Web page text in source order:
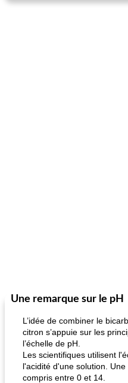
Une remarque sur le pH
L’idée de combiner le
citron s’appuie sur les
l’échelle de pH.
Les scientifiques utilisent
l'acidité d'une solution.
compris entre 0 et 14.